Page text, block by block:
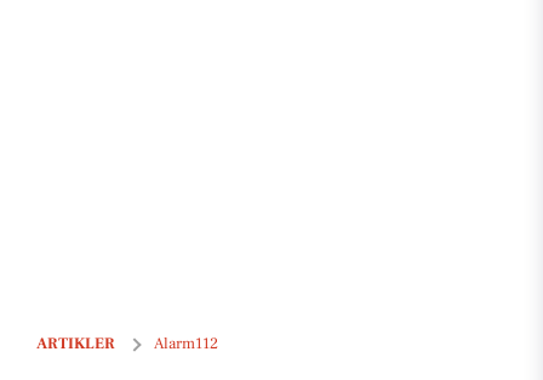
ARTIKLER Alarm112
Kritisk uheld på Kattegatvej i Grenaa